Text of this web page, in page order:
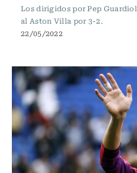
Los dirigidos por Pep
al Aston Villa por 3-2.
22/05/2022